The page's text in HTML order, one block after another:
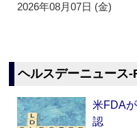
2026年08月07日 (金)
ヘルスデーニュース
米FDA
認